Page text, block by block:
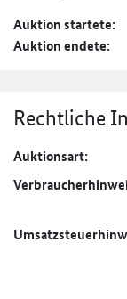
Auktion startete:
Auktion endete:
Rechtliche
Auktionsart: